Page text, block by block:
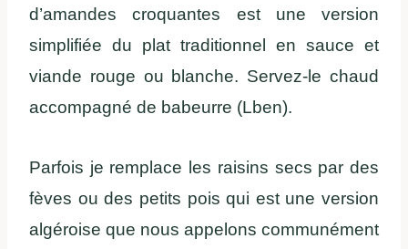
d’amandes croquantes est une version
simplifiée du plat traditionnel en sauce et
viande rouge ou blanche. Servez-le chaud
accompagné de babeurre (Lben).
Parfois je remplace les raisins secs par des
fèves ou des petits pois qui est une version
algéroise que nous appelons communément